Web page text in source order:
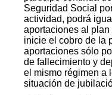
Seguridad Social
actividad, podrá
aportaciones al
inicie el cobro de la
aportaciones sólo
de fallecimiento y
el mismo régimen a
situación de